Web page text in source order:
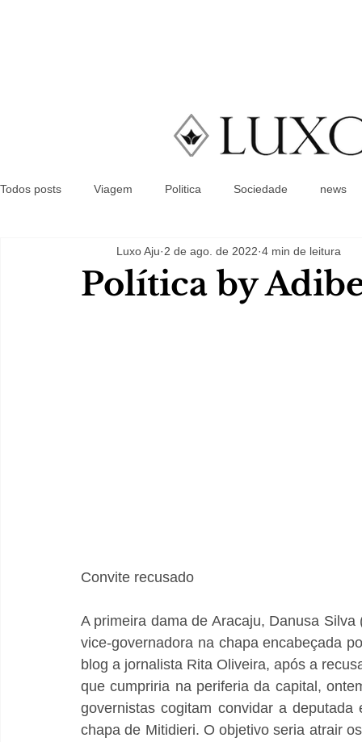
Todos posts Viagem Politica Sociedade news
Política by
Luxo Aju 2 de ago. de 2022 4 min de leitura
Convite recusado
A primeira dama de Aracaju, Danusa
vice-governadora na chapa encabeçada
blog a jornalista Rita Oliveira, após a
que cumpriria na periferia da capital,
governistas cogitam convidar a
chapa de Mitidieri. O objetivo seria atrair